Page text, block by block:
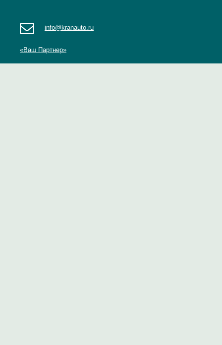
info@kranauto.ru
«Ваш Партнер»